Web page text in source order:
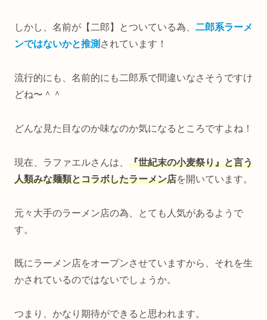
しかし、名前が【二郎】とついている為、 二郎系ラーメ
ンではないかと推測 されています！
流行的にも、名前的にも二郎系で間違いなさそうですけ
どね〜＾＾
どんな見た目なのか味なのか気になるところですよね！
現在、ラファエルさんは、 『世紀末の小麦祭り』と言う
人類みな麺類とコラボしたラーメン店を開いています。
元々大手のラーメン店の為、とても人気があるようで
す。
既にラーメン店をオープンさせていますから、それを生
かされているのではないでしょうか。
つまり、かなり期待ができると思われます。